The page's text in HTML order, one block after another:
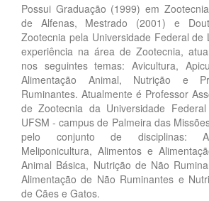
Possui Graduação (1999) em
de Alfenas, Mestrado (2001) e
Zootecnia pela Universidade Federal de
experiência na área de Zootecnia,
nos seguintes temas: Avicultura,
Alimentação Animal, Nutrição e
Ruminantes. Atualmente é Professor
de Zootecnia da Universidade
UFSM - campus de Palmeira das
pelo conjunto de disciplinas:
Meliponicultura, Alimentos e
Animal Básica, Nutrição de Não
Alimentação de Não Ruminantes e
de Cães e Gatos.